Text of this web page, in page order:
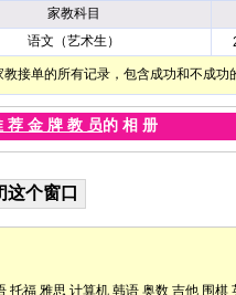
家教科目
语文（艺术生）
接单的所有记录，包含成功和不成功
荐 金 牌 教 员的 相 册
托福 雅思 计算机 韩语 奥数 吉他 围棋